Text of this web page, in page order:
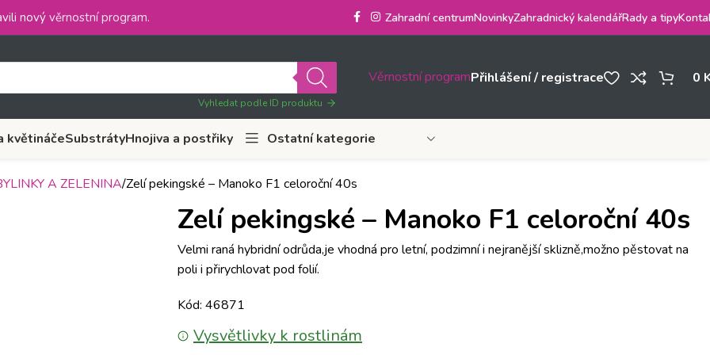
nový věrnostní program. Zahradní centrumNovinkyZahradnický kalendářRady a tipy
Vyhledat podle ID produktu
Věrnostní programPřihlášení / registrace 0
květináčeSubstrátyHnojiva a postřiky Ostatní kategorie
A ZELENINA Zelí pekingské – Manoko F1 celoroční 40s
Zelí pekingské – Manoko F1 celoroční 40s
Velmi raná hybridní odrůda,je vhodná pro letní, podzimní i nejranější sklizně,možno pěstovat na
poli i přirychlovat pod folií.
Kód: 46871
Vysvětlivky k rostlinám